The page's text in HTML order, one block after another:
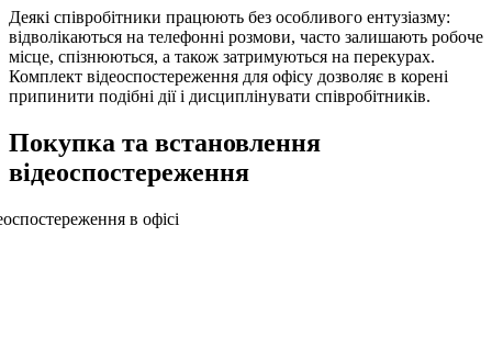
Деякі співробітники працюють без особливого ентузіазму:
відволікаються на телефонні розмови, часто залишають робоче
місце, спізнюються, а також затримуються на перекурах.
Комплект відеоспостереження для офісу дозволяє в корені
припинити подібні дії і дисциплінувати співробітників.
Покупка та встановлення
відеоспостереження